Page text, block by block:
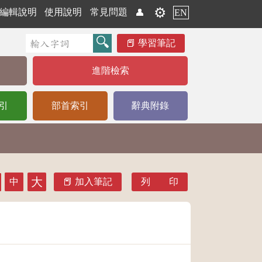
編輯說明 使用說明 常見問題 👤 ⚙️ EN
學習筆記
進階檢索
部首索引 辭典附錄
中 大 加入筆記 列 印